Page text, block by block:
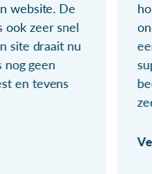
website. De
ook zeer snel
site draait nu
nog geen
en tevens